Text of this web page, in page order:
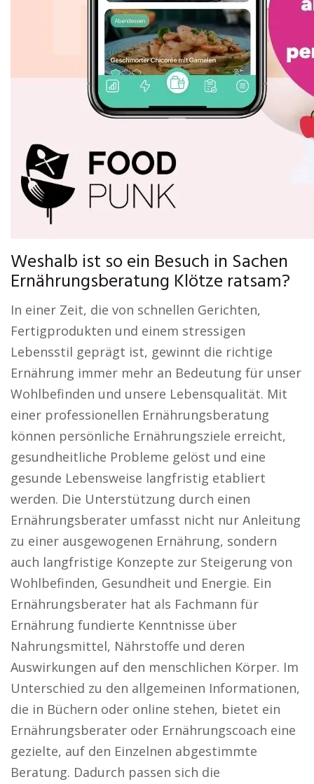
Weshalb ist so ein Besuch in Sachen
Ernährungsberatung Klötze ratsam?
In einer Zeit, die von schnellen Gerichten,
Fertigprodukten und einem stressigen
Lebensstil geprägt ist, gewinnt die richtige
Ernährung immer mehr an Bedeutung für unser
Wohlbefinden und unsere Lebensqualität. Mit
einer professionellen Ernährungsberatung
können persönliche Ernährungsziele erreicht,
gesundheitliche Probleme gelöst und eine
gesunde Lebensweise langfristig etabliert
werden. Die Unterstützung durch einen
Ernährungsberater umfasst nicht nur Anleitung
zu einer ausgewogenen Ernährung, sondern
auch langfristige Konzepte zur Steigerung von
Wohlbefinden, Gesundheit und Energie. Ein
Ernährungsberater hat als Fachmann für
Ernährung fundierte Kenntnisse über
Nahrungsmittel, Nährstoffe und deren
Auswirkungen auf den menschlichen Körper. Im
Unterschied zu den allgemeinen Informationen,
die in Büchern oder online stehen, bietet ein
Ernährungsberater oder Ernährungscoach eine
gezielte, auf den Einzelnen abgestimmte
Beratung. Dadurch passen sich die